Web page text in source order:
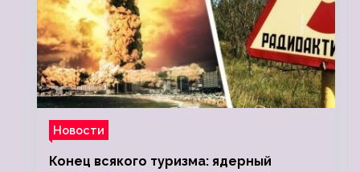
Новости
Конец всякого туризма: ядерный